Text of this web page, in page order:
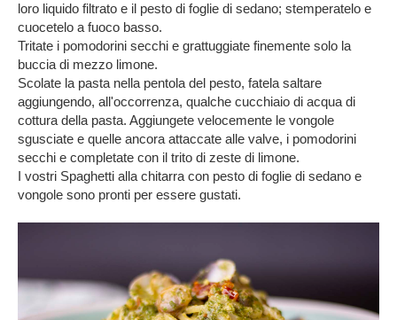
loro liquido filtrato e il pesto di foglie di sedano; stemperatelo e
cuocetelo a fuoco basso.
Tritate i pomodorini secchi e grattuggiate finemente solo la
buccia di mezzo limone.
Scolate la pasta nella pentola del pesto, fatela saltare
aggiungendo, all'occorrenza, qualche cucchiaio di acqua di
cottura della pasta. Aggiungete velocemente le vongole
sgusciate e quelle ancora attaccate alle valve, i pomodorini
secchi e completate con il trito di zeste di limone.
I vostri Spaghetti alla chitarra con pesto di foglie di sedano e
vongole sono pronti per essere gustati.